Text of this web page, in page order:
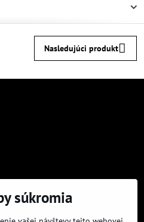
Nasledujúci produkt
súkromia